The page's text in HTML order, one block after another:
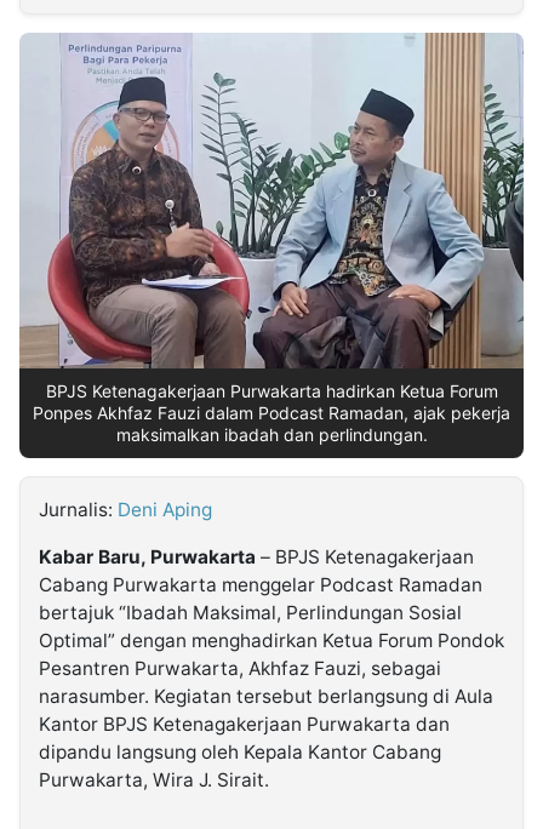
INDONESIA
Partner
Insight
Rakyat
Idealita
Notice
Dinamikapost.com
Seedbacklink
Follow
Kabarbaru
Kabarbaru.co
Media
Holding
BPJS Ketenagakerjaan Purwakarta hadirkan Ketua Forum
Ponpes Akhfaz Fauzi dalam Podcast Ramadan, ajak pekerja
maksimalkan ibadah dan perlindungan.
Jurnalis: Deni Aping
Kabar Baru, Purwakarta – BPJS Ketenagakerjaan
Cabang Purwakarta menggelar Podcast Ramadan
bertajuk “Ibadah Maksimal, Perlindungan Sosial
Optimal” dengan menghadirkan Ketua Forum Pondok
Pesantren Purwakarta, Akhfaz Fauzi, sebagai
narasumber. Kegiatan tersebut berlangsung di Aula
Kantor BPJS Ketenagakerjaan Purwakarta dan
dipandu langsung oleh Kepala Kantor Cabang
Purwakarta, Wira J. Sirait.